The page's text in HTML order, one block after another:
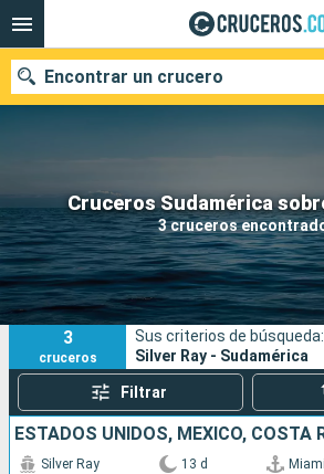
Cruceros Sudamérica
3 cruceros
Encontrar un crucero
Nuestros destinos
Fecha de salida
Puertos
3
cruceros
Sus criterios de búsqueda:
Silver Ray - Sudamérica
Filtrar
Silver Ray 13 d Miami